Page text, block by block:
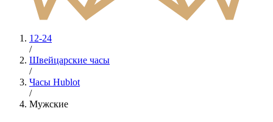
12-24
/
Швейцарские часы
/
Часы Hublot
/
Мужские